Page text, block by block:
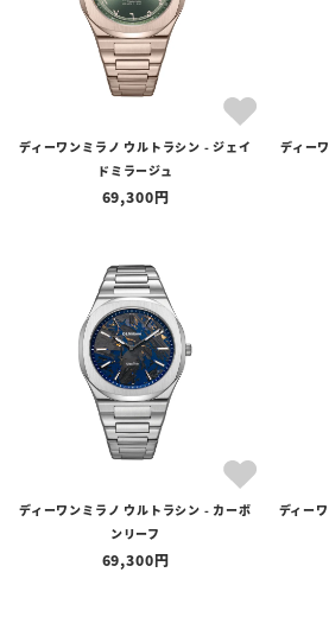
ディーワンミラノ ウルトラシン - ジェイ
ドミラージュ
69,300
ディー
ディーワンミラノ ウルトラシン - カーボ
ンリーフ
69,300
ディー